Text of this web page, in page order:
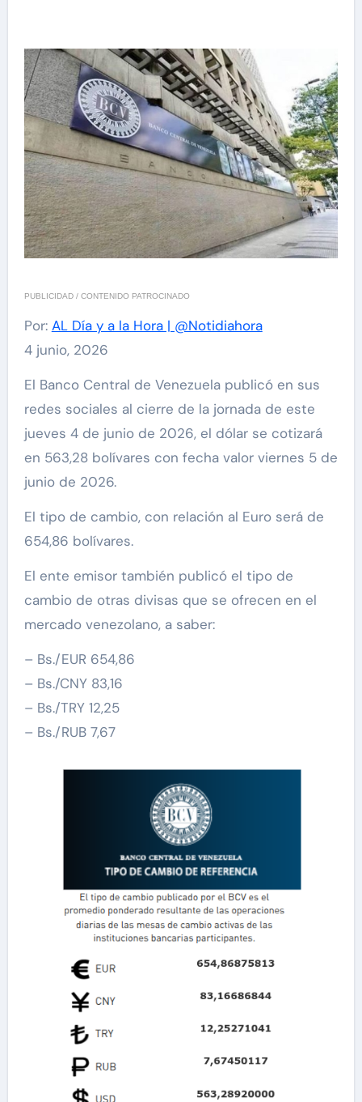
PUBLICIDAD / CONTENIDO PATROCINADO
Por: AL Día y a la Hora | @Notidiahora
4 junio, 2026
El Banco Central de Venezuela publicó en sus
redes sociales al cierre de la jornada de este
jueves 4 de junio de 2026, el dólar se cotizará
en 563,28 bolívares con fecha valor viernes 5 de
junio de 2026.
El tipo de cambio, con relación al Euro será de
654,86 bolívares.
El ente emisor también publicó el tipo de
cambio de otras divisas que se ofrecen en el
mercado venezolano, a saber:
– Bs./EUR 654,86
– Bs./CNY 83,16
– Bs./TRY 12,25
– Bs./RUB 7,67